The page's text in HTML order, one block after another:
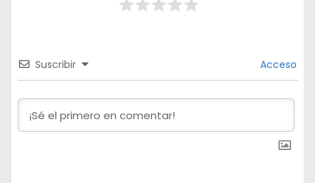
Suscribir Acceso